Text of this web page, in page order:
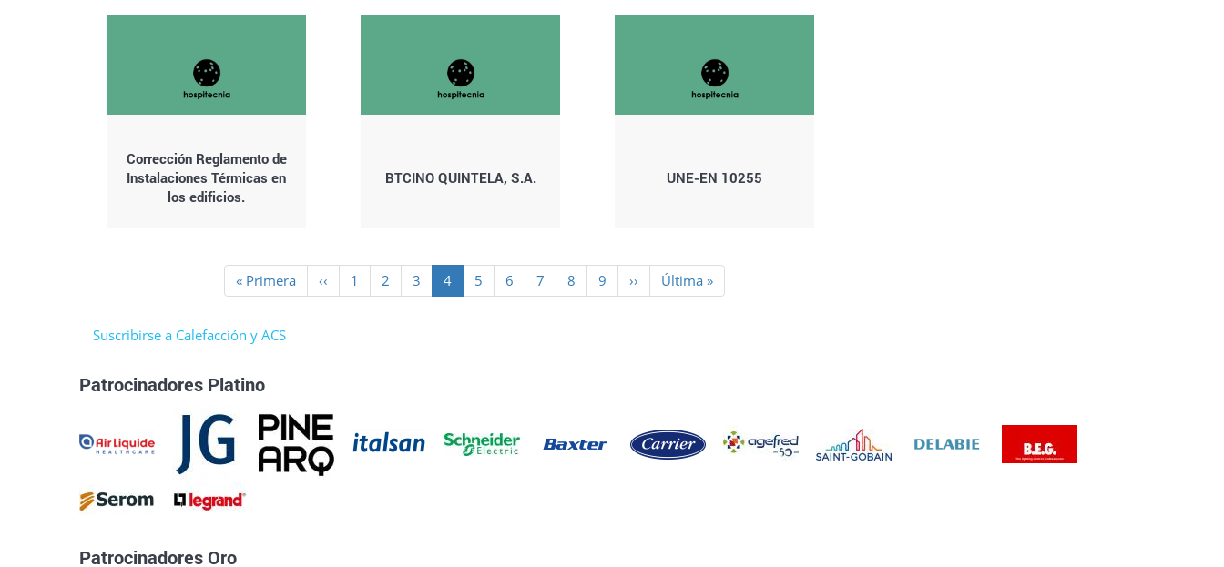
Corrección Reglamento de
Instalaciones Térmicas en
los edificios.
BTCINO QUINTELA, S.A. UNE-EN 10255
Primera
página
« Primera
Página
anterior
‹‹ Page
1 Page
2 Page
3
Página
actual
4 Page
5 Page
6 Page
7 Page
8 Page
9
Siguiente
página
››
Última
página
Última »
Suscribirse a Calefacción y ACS
Patrocinadores Platino
Patrocinadores Oro